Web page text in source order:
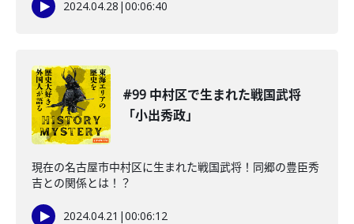
2024.04.28 |00:06:40
#99 中村区で生まれた戦国武将
「小出秀政」
現在の名古屋市中村区に生まれた戦国武将！同郷の豊臣秀
吉との関係とは！？
2024.04.21 |00:06:12